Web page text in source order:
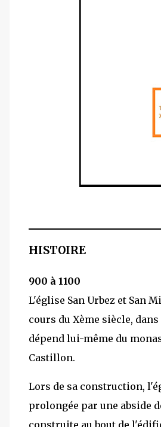
HISTOIRE
900 à 1100
L'église San Urbez et San
cours du Xème siècle,
dépend lui-même du
Castillon.
Lors de sa construction,
prolongée par une abside
construite au bout de